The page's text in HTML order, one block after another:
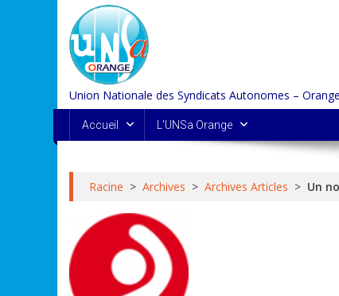
content
Union Nationale des Syndicats Autonomes –
Accueil L’UNSa Orange
Racine > Archives > Archives Articles > Un